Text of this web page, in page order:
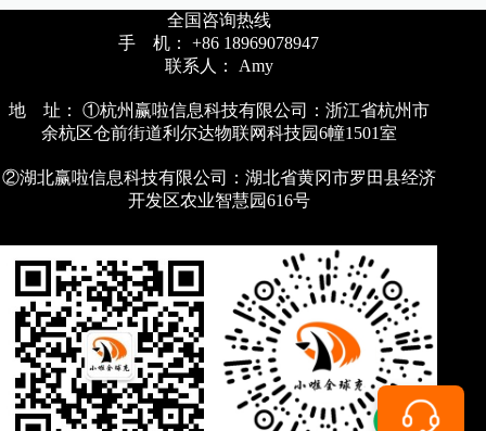
全国咨询热线
手 机： +86 18969078947
联系人： Amy
地 址： ①杭州赢啦信息科技有限公司：浙江省杭州市
余杭区仓前街道利尔达物联网科技园6幢1501室
②湖北赢啦信息科技有限公司：湖北省黄冈市罗田县经济
开发区农业智慧园616号